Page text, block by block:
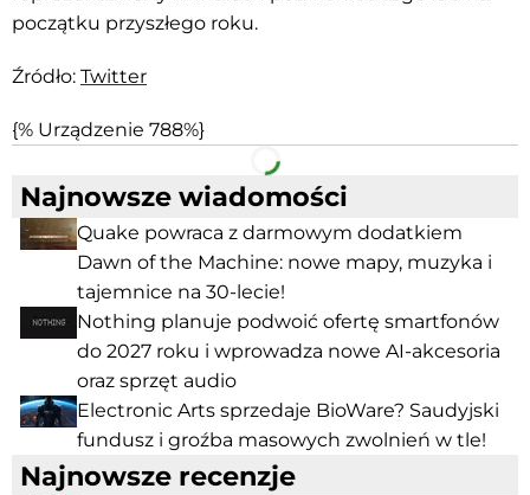
początku przyszłego roku.
Źródło: Twitter
{% Urządzenie 788%}
Facebook Telegram
Najnowsze wiadomości
Quake powraca z darmowym dodatkiem
Dawn of the Machine: nowe mapy, muzyka i
tajemnice na 30-lecie!
Nothing planuje podwoić ofertę smartfonów
do 2027 roku i wprowadza nowe AI-akcesoria
oraz sprzęt audio
Electronic Arts sprzedaje BioWare? Saudyjski
fundusz i groźba masowych zwolnień w tle!
Najnowsze recenzje